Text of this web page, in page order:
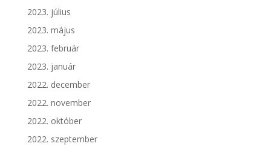
2023. július
2023. május
2023. február
2023. január
2022. december
2022. november
2022. október
2022. szeptember